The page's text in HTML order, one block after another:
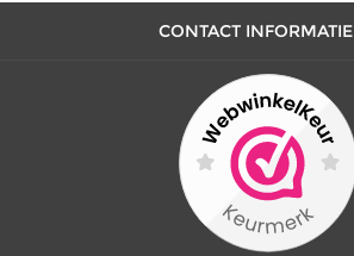
CONTACT INFORMATIE